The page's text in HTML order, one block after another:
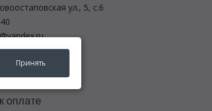
ул., 5, с.6
оплате
Принять